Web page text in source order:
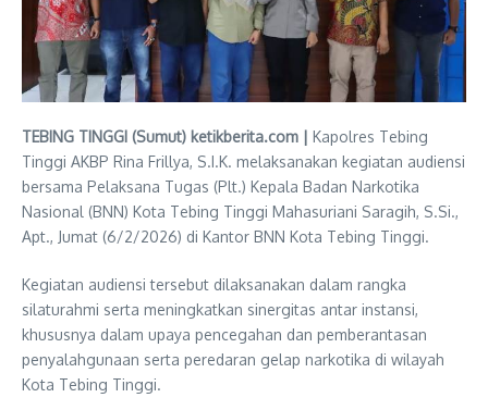
TEBING TINGGI (Sumut) ketikberita.com | Kapolres Tebing
Tinggi AKBP Rina Frillya, S.I.K. melaksanakan kegiatan audiensi
bersama Pelaksana Tugas (Plt.) Kepala Badan Narkotika
Nasional (BNN) Kota Tebing Tinggi Mahasuriani Saragih, S.Si.,
Apt., Jumat (6/2/2026) di Kantor BNN Kota Tebing Tinggi.
Kegiatan audiensi tersebut dilaksanakan dalam rangka
silaturahmi serta meningkatkan sinergitas antar instansi,
khususnya dalam upaya pencegahan dan pemberantasan
penyalahgunaan serta peredaran gelap narkotika di wilayah
Kota Tebing Tinggi.